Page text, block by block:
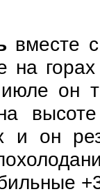
вместе
на
он
и он